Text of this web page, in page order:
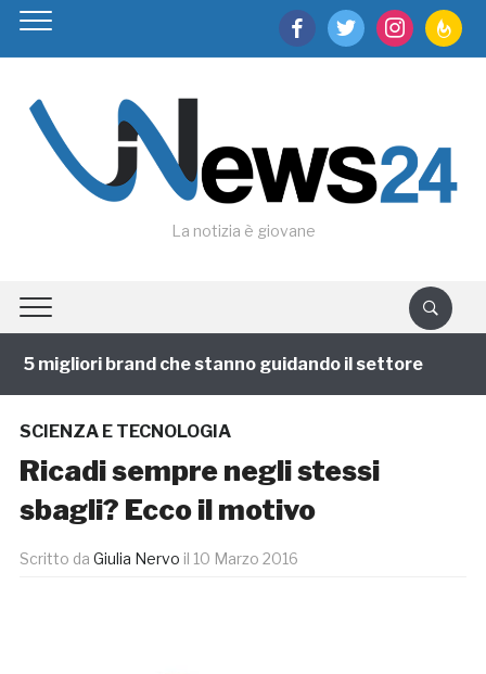
facebooktwitter instagram
La notizia è giovane
migliori brand che stanno guidando il settore
SCIENZA E TECNOLOGIA
Ricadi sempre negli stessi
sbagli? Ecco il motivo
Scritto da Giulia Nervo il 10 Marzo 2016